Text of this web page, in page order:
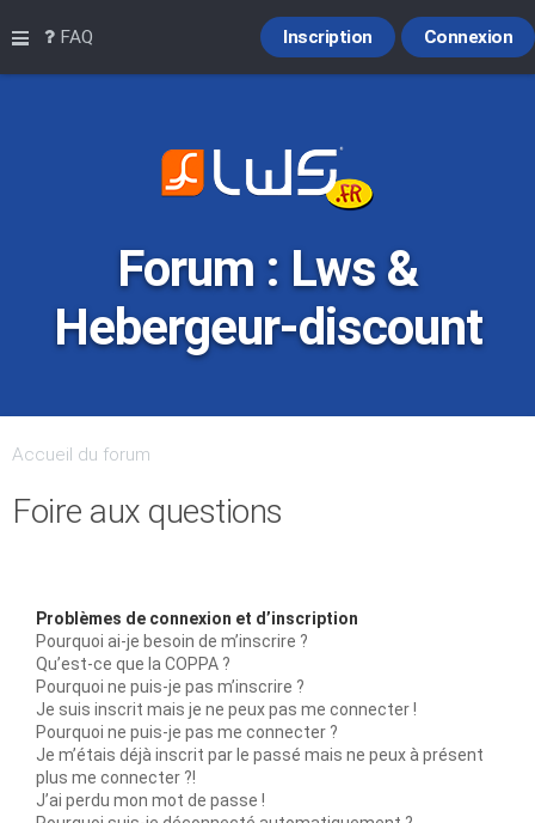
Raccourcis
FAQ Connexion
Inscription
Forum : Lws &
Hebergeur-discount
Accueil du forum
Foire aux questions
Problèmes de connexion et d’inscription
Pourquoi ai-je besoin de m’inscrire ?
Qu’est-ce que la COPPA ?
Pourquoi ne puis-je pas m’inscrire ?
Je suis inscrit mais je ne peux pas me connecter !
Pourquoi ne puis-je pas me connecter ?
Je m’étais déjà inscrit par le passé mais ne peux à présent
plus me connecter ?!
J’ai perdu mon mot de passe !